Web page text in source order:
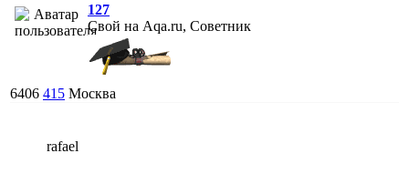
127
Свой на Aqa.ru, Советник
6406 415 Москва
rafael